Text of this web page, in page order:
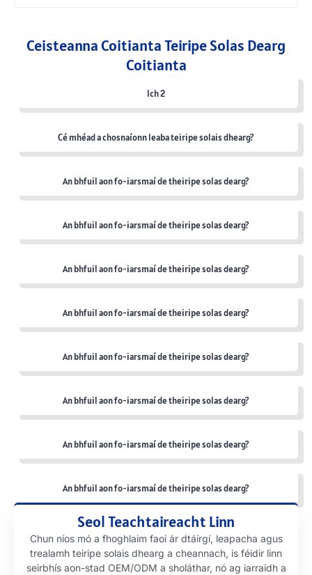
Ceisteanna Coitianta Teiripe Solas Dearg
Coitianta
lch 2
Cé mhéad a chosnaíonn leaba teiripe solais dhearg?
An bhfuil aon fo-iarsmaí de theiripe solas dearg?
An bhfuil aon fo-iarsmaí de theiripe solas dearg?
An bhfuil aon fo-iarsmaí de theiripe solas dearg?
An bhfuil aon fo-iarsmaí de theiripe solas dearg?
An bhfuil aon fo-iarsmaí de theiripe solas dearg?
An bhfuil aon fo-iarsmaí de theiripe solas dearg?
An bhfuil aon fo-iarsmaí de theiripe solas dearg?
An bhfuil aon fo-iarsmaí de theiripe solas dearg?
Seol Teachtaireacht Linn
Chun níos mó a fhoghlaim faoi ár dtáirgí, leapacha agus
trealamh teiripe solais dhearg a cheannach, is féidir linn
seirbhís aon-stad OEM/ODM a sholáthar, nó ag iarraidh a